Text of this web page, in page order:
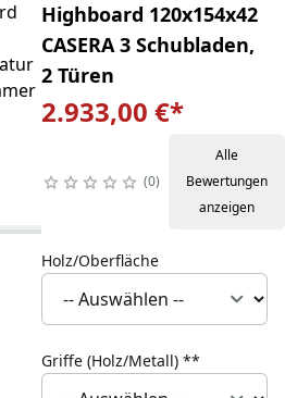
Highboard 120x154x42
CASERA 3 Schubladen,
2 Türen
2.933,00 €*
0
Alle
Bewertungen
anzeigen
Holz/Oberfläche
Griffe (Holz/Metall) **